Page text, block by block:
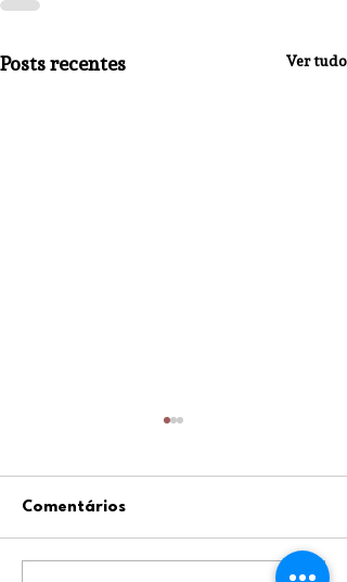
Posts recentes Ver tudo
Comentários